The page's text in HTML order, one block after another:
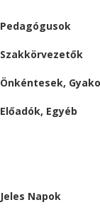
Pedagógusok
Szakkörvezetők
Önkéntesek,
Előadók, Egyéb
Jeles Napok